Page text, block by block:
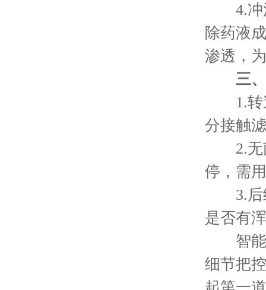
4.冲洗
除药液
渗透，
三
1.转速
分接触
2.无菌
停，需
3.后续
是否有
智能
细节把